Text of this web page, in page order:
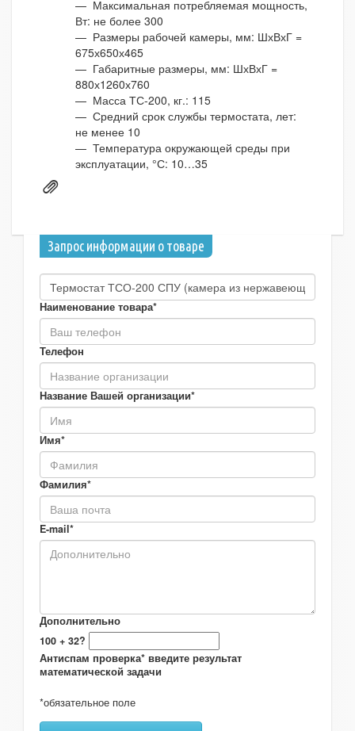
— Максимальная потребляемая мощность,
Вт: не более 300
— Размеры рабочей камеры, мм: ШхВхГ =
675х650х465
— Габаритные размеры, мм: ШхВхГ =
880х1260х760
— Масса ТС-200, кг.: 115
— Средний срок службы термостата, лет:
не менее 10
— Температура окружающей среды при
эксплуатации, °С: 10…35
Запрос информации о товаре
Наименование товара*
Телефон
Название Вашей организации*
Имя*
Фамилия*
E-mail*
Дополнительно
100 + 32?
Антиспам проверка* введите результат
математической задачи
*обязательное поле